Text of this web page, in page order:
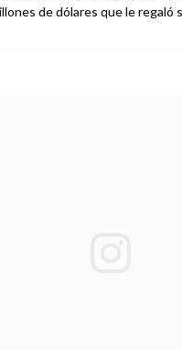
de dólares que le regaló